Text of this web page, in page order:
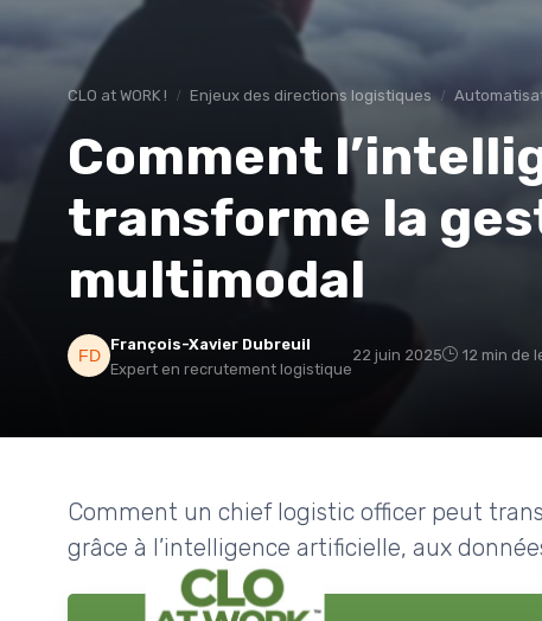
CLO at WORK ! Enjeux des directions logistiques
Comment
transforme la
multimodal
François-Xavier Dubreuil
Expert en recrutement logistique
22 juin 2025 12 min de
Comment un chief logistic officer peut
grâce à l’intelligence artificielle, aux